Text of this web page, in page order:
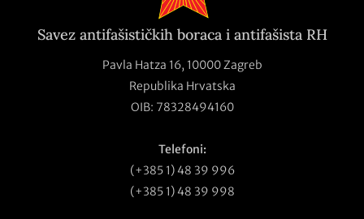
Savez antifašističkih boraca i antifašista RH
Pavla Hatza 16, 10000 Zagreb
Republika Hrvatska
OIB: 78328494160
Telefoni:
(+385 1) 48 39 996
(+385 1) 48 39 998